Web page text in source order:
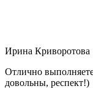
Ирина Криворотова
Отлично
довольны, респект!)